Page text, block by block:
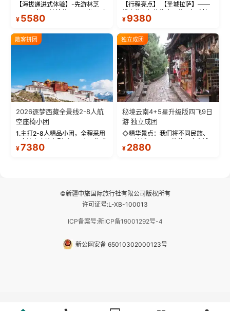
【海拔递进式体验】-先游林芝
(2900米)再访拉萨(3650米)，亲
测 99%游客零高反 。 【贴心保
反根本不是事儿 ！ 【无人机航
拍】-雪山/圣湖/...
¥ 5580
【行程亮点】 【圣城拉萨】——
带上信心与信仰去西藏，行吟拉
萨，感受这座城与生俱来的与众
城堡寺院于一体的宏伟建筑，是
西藏最完整的古代...
¥ 9380
散客拼团
2026逐梦西藏全景线2-8人航
空座椅小团
1.主打2-8人精品小团，全程采用
座舱），提供VIP级别的舒适出行
¥7380
独立成团
秘境云南4+5星升级版四飞9日
游 独立成团
◇精华景点：我们将不同民族、
—【大理古城、丽江古城、香格
¥ 2880
©新疆中旅国际旅行社有限公司版权所有
许可证号:L-XB-100013
ICP备案号:新ICP备19001292号-4
新公网安备 65010302000123号